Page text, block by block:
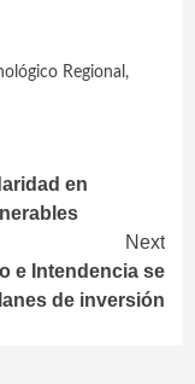
Regional ,
en
Next
e Intendencia se
de inversión